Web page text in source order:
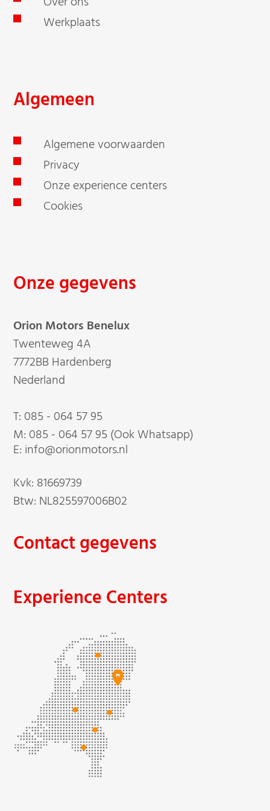
Werkplaats
Algemeen
Algemene voorwaarden
Privacy
Onze experience centers
Cookies
Onze gegevens
Orion Motors Benelux
Twenteweg 4A
7772BB Hardenberg
Nederland
T: 085 - 064 57 95
M: 085 - 064 57 95 (Ook Whatsapp)
E: info@orionmotors.nl
Kvk: 81669739
Btw: NL825597006B02
Contact gegevens
Experience Centers